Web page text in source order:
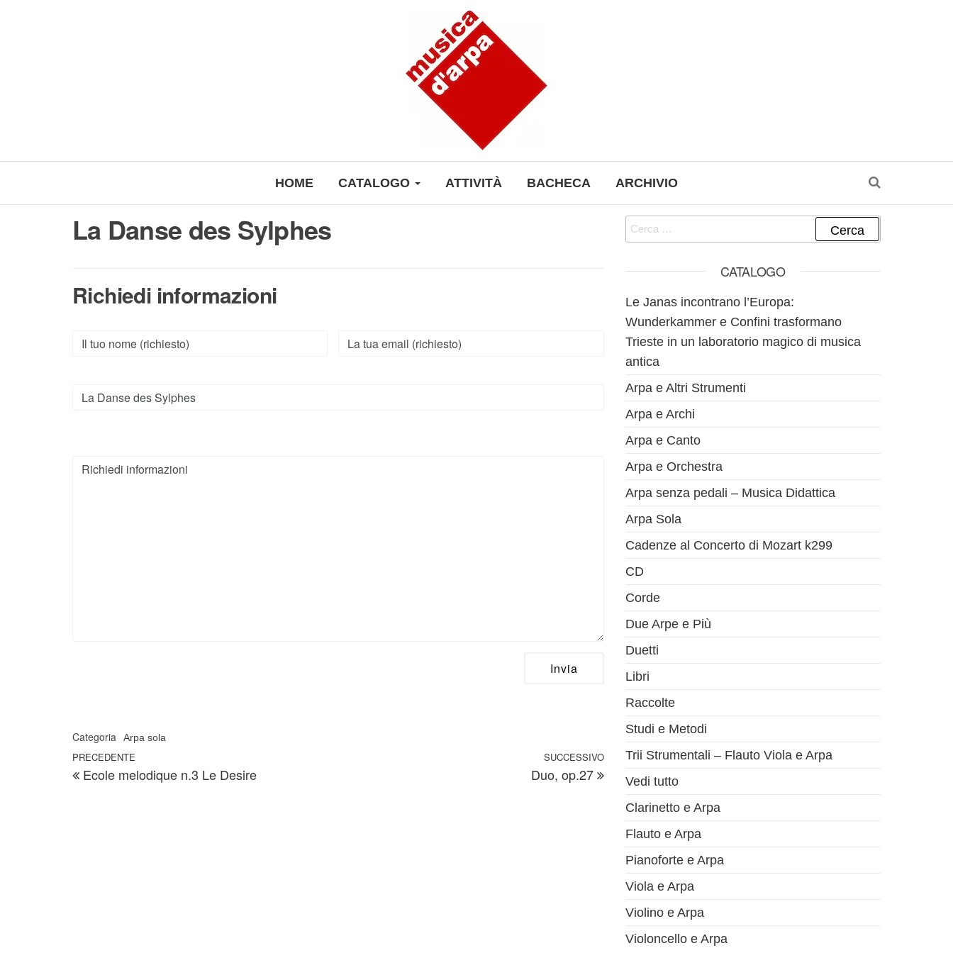
HOME CATALOGO ATTIVITÀ BACHECA ARCHIVIO
La Danse des Sylphes
Richiedi informazioni
Categoria Arpa sola
Navigazione articoli
Articolo precedente
PRECEDENTE
Ecole melodique n.3 Le Desire
Articolo successivo
SUCCESSIVO
Duo, op.27
Ricerca per:
CATALOGO
Le Janas incontrano l’Europa:
Wunderkammer e Confini trasformano
Trieste in un laboratorio magico di musica
antica
Arpa e Altri Strumenti
Arpa e Archi
Arpa e Canto
Arpa e Orchestra
Arpa senza pedali – Musica Didattica
Arpa Sola
Cadenze al Concerto di Mozart k299
CD
Corde
Due Arpe e Più
Duetti
Libri
Raccolte
Studi e Metodi
Trii Strumentali – Flauto Viola e Arpa
Vedi tutto
Clarinetto e Arpa
Flauto e Arpa
Pianoforte e Arpa
Viola e Arpa
Violino e Arpa
Violoncello e Arpa